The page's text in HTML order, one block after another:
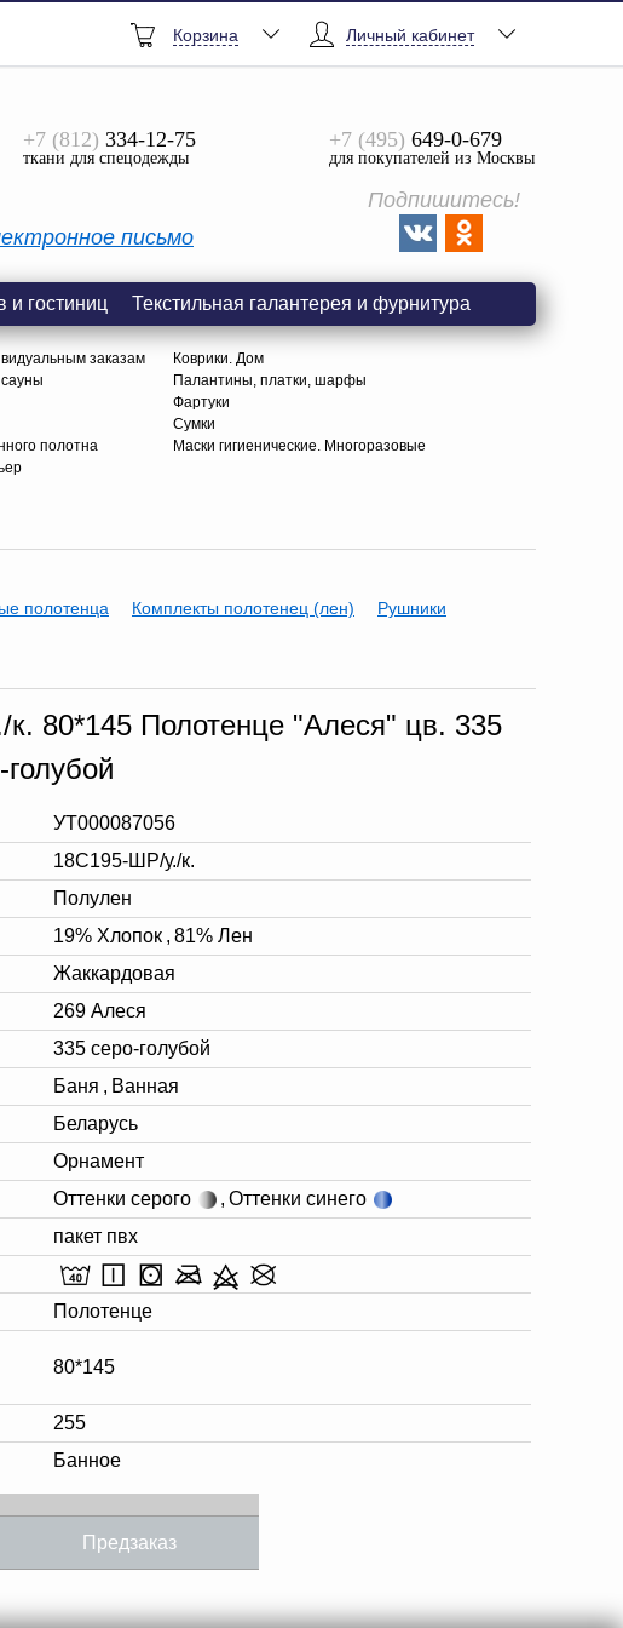
Личный кабинет
Корзина
+7 (812) 334-12-75
ткани для спецодежды
+7 (495) 649-0-679
для покупателей из Москвы
письмо
Подпишитесь!
и гостиниц Текстильная галантерея и фурнитура
заказам
полотна
Коврики. Дом
Палантины, платки, шарфы
Фартуки
Сумки
Маски гигиенические. Многоразовые
полотенца Комплекты полотенец (лен)
Рушники
80*145 Полотенце "Алеся" цв. 335
УТ000087056
18С195-ШР/у./к.
Полулен
19% Хлопок , 81% Лен
Жаккардовая
269 Алеся
335 серо-голубой
Баня , Ванная
Беларусь
Орнамент
Оттенки серого , Оттенки синего
пакет пвх
Полотенце
80*145
255
Банное
Предзаказ